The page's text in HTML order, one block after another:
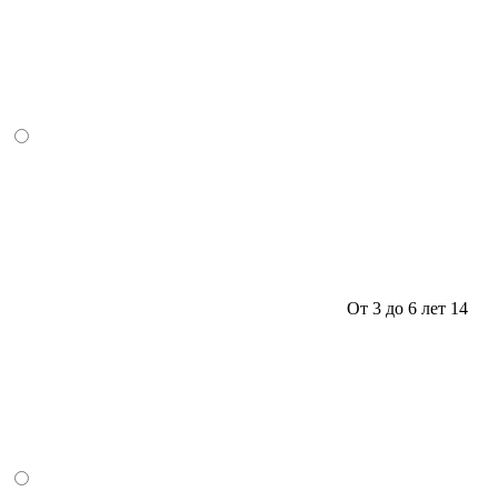
От 3 до 6 лет 14